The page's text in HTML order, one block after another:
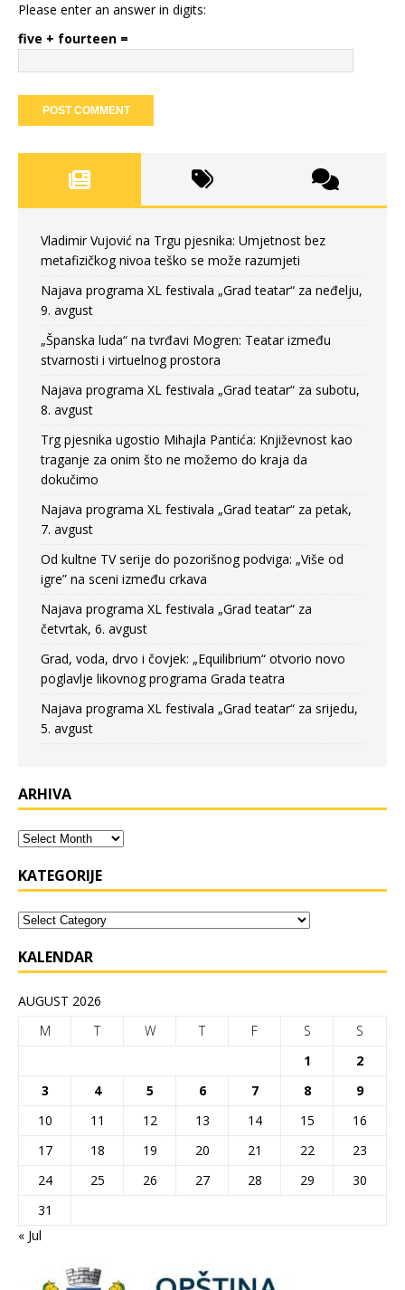
Please enter an answer in digits:
five + fourteen =
Vladimir Vujović na Trgu pjesnika: Umjetnost bez
metafizičkog nivoa teško se može razumjeti
Najava programa XL festivala „Grad teatar“ za neđelju,
9. avgust
„Španska luda“ na tvrđavi Mogren: Teatar između
stvarnosti i virtuelnog prostora
Najava programa XL festivala „Grad teatar“ za subotu,
8. avgust
Trg pjesnika ugostio Mihajla Pantića: Književnost kao
traganje za onim što ne možemo do kraja da
dokučimo
Najava programa XL festivala „Grad teatar“ za petak,
7. avgust
Od kultne TV serije do pozorišnog podviga: „Više od
igre” na sceni između crkava
Najava programa XL festivala „Grad teatar“ za
četvrtak, 6. avgust
Grad, voda, drvo i čovjek: „Equilibrium“ otvorio novo
poglavlje likovnog programa Grada teatra
Najava programa XL festivala „Grad teatar“ za srijedu,
5. avgust
ARHIVA
KATEGORIJE
KALENDAR
AUGUST 2026
M
T W T F S
S
1
2
3
4 5 6 7 8
9
10
11 12 13 14 15
16
17
18 19 20 21 22
23
24
25 26 27 28 29
30
31
« Jul